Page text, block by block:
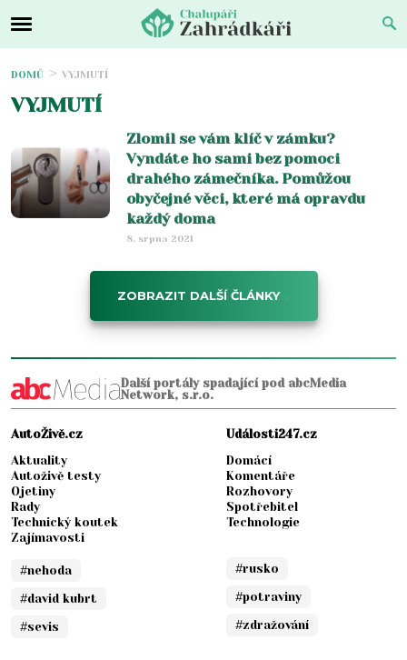
DOMŮ VYJMUTÍ
VYJMUTÍ
Zlomil se vám klíč v zámku?
Vyndáte ho sami bez pomoci
drahého zámečníka. Pomůžou
obyčejné věci, které má opravdu
každý doma
8. srpna 2021
ZOBRAZIT DALŠÍ ČLÁNKY
Další portály spadající pod abcMedia
Network, s.r.o.
AutoŽivě.cz
Aktuality
Autoživě testy
Ojetiny
Rady
Technický koutek
Zajímavosti
#nehoda
#david kubrt
#sevis
Události247.cz
Domácí
Komentáře
Rozhovory
Spotřebitel
Technologie
#rusko
#potraviny
#zdražování